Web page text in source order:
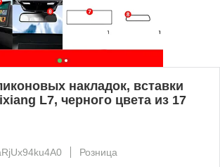
накладок, вставки
L7, черного цвета из 17
Розница